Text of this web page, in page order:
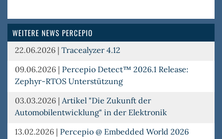
WEITERE NEWS PERCEPIO
22.06.2026 | Tracealyzer 4.12
09.06.2026 | Percepio Detect™ 2026.1 Release:
Zephyr-RTOS Unterstützung
03.03.2026 | Artikel "Die Zukunft der
Automobilentwicklung" in der Elektronik
13.02.2026 | Percepio @ Embedded World 2026